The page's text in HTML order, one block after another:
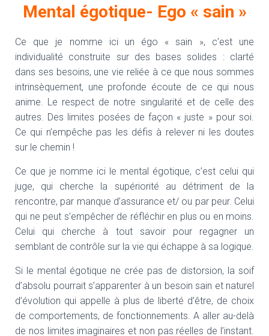
Mental égotique- Ego « sain »
Ce que je nomme ici un égo « sain », c’est une
individualité construite sur des bases solides : clarté
dans ses besoins, une vie reliée à ce que nous sommes
intrinsèquement, une profonde écoute de ce qui nous
anime. Le respect de notre singularité et de celle des
autres. Des limites posées de façon « juste » pour soi.
Ce qui n’empêche pas les défis à relever ni les doutes
sur le chemin !
Ce que je nomme ici le mental égotique, c’est celui qui
juge, qui cherche la supériorité au détriment de la
rencontre, par manque d’assurance et/ ou par peur. Celui
qui ne peut s’empêcher de réfléchir en plus ou en moins.
Celui qui cherche à tout savoir pour regagner un
semblant de contrôle sur la vie qui échappe à sa logique.
Si le mental égotique ne crée pas de distorsion, la soif
d’absolu pourrait s’apparenter à un besoin sain et naturel
d’évolution qui appelle à plus de liberté d’être, de choix
de comportements, de fonctionnements. A aller au-delà
de nos limites imaginaires et non pas réelles de l’instant.